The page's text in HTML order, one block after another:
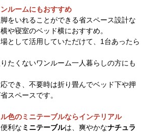
ルームにもおすすめ
をいれることができる省スペース設計な
や寝室のベッド横におすすめ。
として活用していただけて、1台あったら
たくないワンルーム一人暮らしの方にも
でき、不要時は折り畳んでベッド下や押
スペースです。
色のミニテーブルならインテリアル
利な ミニテーブルは、爽やかなナチュラ